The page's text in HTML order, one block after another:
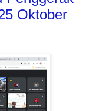
Oktober